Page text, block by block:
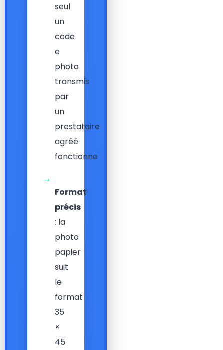
seul
un
code
e
photo
transmis
par
un
prestataire
agréé
fonctionne
→
Format
précis
: la
photo
papier
suit
le
format
35
×
45